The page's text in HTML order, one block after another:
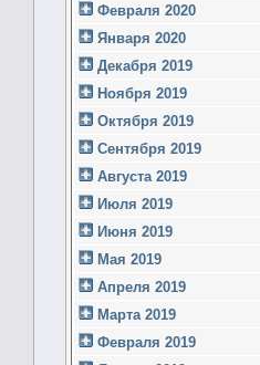
Февраля 2020
Января 2020
Декабря 2019
Ноября 2019
Октября 2019
Сентября 2019
Августа 2019
Июля 2019
Июня 2019
Мая 2019
Апреля 2019
Марта 2019
Февраля 2019